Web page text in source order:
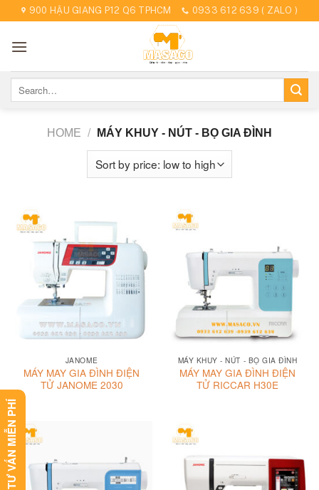
Skip
to
content
900 HẬU GIANG P12 Q6 TPHCM 0933 612 639 ( ZALO )
for:
HOME / MÁY KHUY - NÚT - BỌ GIA ĐÌNH
JANOME
MÁY MAY GIA ĐÌNH ĐIỆN
TỬ JANOME 2030
MÁY KHUY - NÚT - BỌ GIA ĐÌNH
MÁY MAY GIA ĐÌNH ĐIỆN
TỬ RICCAR H30E
TƯ VẤN MIỄN PHÍ